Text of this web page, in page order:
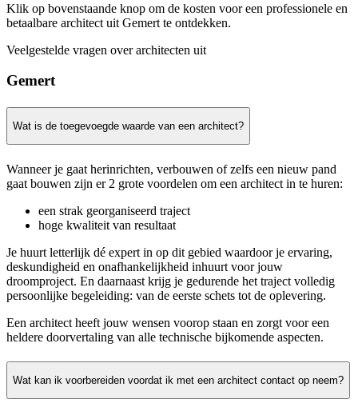
Klik op bovenstaande knop om de kosten voor een professionele en
betaalbare architect uit Gemert te ontdekken.
Veelgestelde vragen over architecten uit
Gemert
Wat is de toegevoegde waarde van een architect?
Wanneer je gaat herinrichten, verbouwen of zelfs een nieuw pand
gaat bouwen zijn er 2 grote voordelen om een architect in te huren:
een strak georganiseerd traject
hoge kwaliteit van resultaat
Je huurt letterlijk dé expert in op dit gebied waardoor je ervaring,
deskundigheid en onafhankelijkheid inhuurt voor jouw
droomproject. En daarnaast krijg je gedurende het traject volledig
persoonlijke begeleiding: van de eerste schets tot de oplevering.
Een architect heeft jouw wensen voorop staan en zorgt voor een
heldere doorvertaling van alle technische bijkomende aspecten.
Wat kan ik voorbereiden voordat ik met een architect contact op neem?